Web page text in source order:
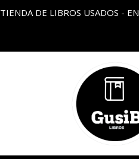
TIENDA DE LIBROS USADOS -